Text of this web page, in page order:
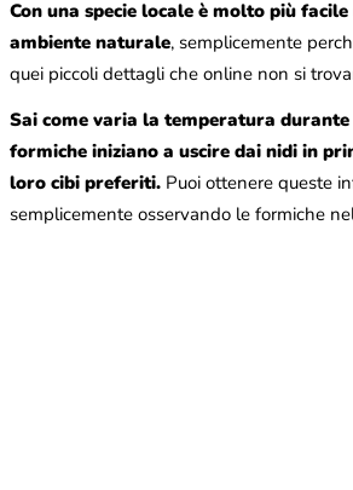
Con una specie locale è molto più
ambiente naturale, semplicemente
quei piccoli dettagli che online non si
Sai come varia la temperatura durante
formiche iniziano a uscire dai nidi in
loro cibi preferiti. Puoi ottenere queste
semplicemente osservando le formiche